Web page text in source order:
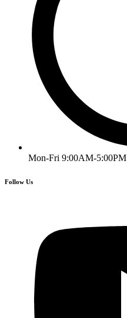
Mon-Fri 9:00AM-5:00PM
Follow Us